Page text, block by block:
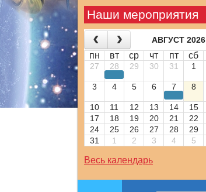
Наши мероприятия
АВГУСТ 2026
пн вт ср чт пт сб
27 28 29 30 31 1
3 4 5 6 7 8
10 11 12 13 14 15
17
18 19 20 21 22
24
25 26 27 28 29
31
1 2 3 4 5
Весь календарь